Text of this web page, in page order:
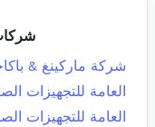
شركة ماركينغ &
العامة للتجهيزات
العامة للتجهيزات